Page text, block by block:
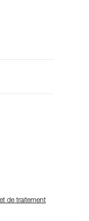
de traitement